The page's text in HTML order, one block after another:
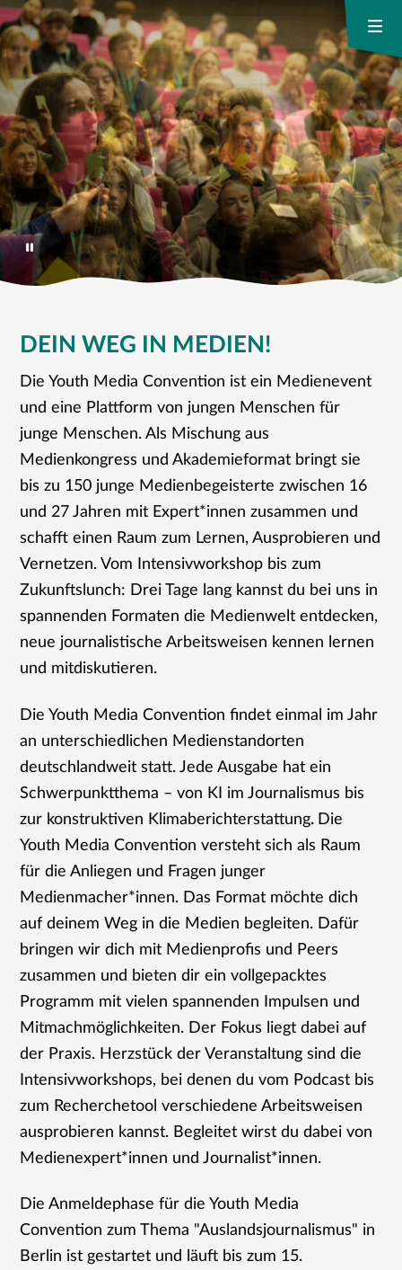
DEIN WEG IN MEDIEN!
Die Youth Media Convention ist ein Medienevent
und eine Plattform von jungen Menschen für
junge Menschen. Als Mischung aus
Medienkongress und Akademieformat bringt sie
bis zu 150 junge Medienbegeisterte zwischen 16
und 27 Jahren mit Expert*innen zusammen und
schafft einen Raum zum Lernen, Ausprobieren und
Vernetzen. Vom Intensivworkshop bis zum
Zukunftslunch: Drei Tage lang kannst du bei uns in
spannenden Formaten die Medienwelt entdecken,
neue journalistische Arbeitsweisen kennen lernen
und mitdiskutieren.
Die Youth Media Convention findet einmal im Jahr
an unterschiedlichen Medienstandorten
deutschlandweit statt. Jede Ausgabe hat ein
Schwerpunktthema – von KI im Journalismus bis
zur konstruktiven Klimaberichterstattung. Die
Youth Media Convention versteht sich als Raum
für die Anliegen und Fragen junger
Medienmacher*innen. Das Format möchte dich
auf deinem Weg in die Medien begleiten. Dafür
bringen wir dich mit Medienprofis und Peers
zusammen und bieten dir ein vollgepacktes
Programm mit vielen spannenden Impulsen und
Mitmachmöglichkeiten. Der Fokus liegt dabei auf
der Praxis. Herzstück der Veranstaltung sind die
Intensivworkshops, bei denen du vom Podcast bis
zum Recherchetool verschiedene Arbeitsweisen
ausprobieren kannst. Begleitet wirst du dabei von
Medienexpert*innen und Journalist*innen.
Die Anmeldephase für die Youth Media
Convention zum Thema "Auslandsjournalismus" in
Berlin ist gestartet und läuft bis zum 15.